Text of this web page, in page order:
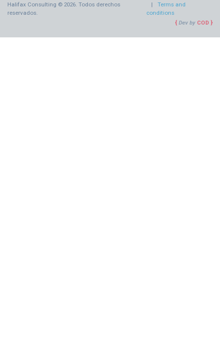
Halifax Consulting © 2026. Todos derechos
reservados.
Terms and
conditions
Dev by COD